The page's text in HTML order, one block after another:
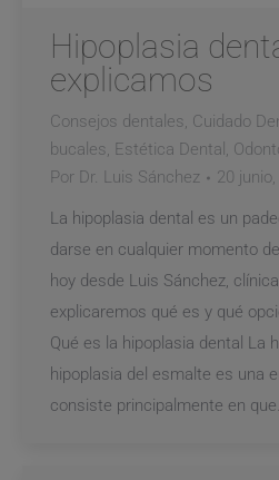
Hipoplasia
explicamos
Consejos dentales, Cuidado
bucales, Estética Dental ,
Por Dr. Luis Sánchez 20
La hipoplasia dental es un
darse en cualquier momento
hoy desde Luis Sánchez,
explicaremos qué es y qué
Qué es la hipoplasia dental La
hipoplasia del esmalte es una
consiste principalmente en